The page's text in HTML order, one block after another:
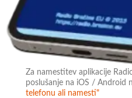
Za namestitev aplikacije
poslušanje na iOS / Android
telefonu ali namesti"